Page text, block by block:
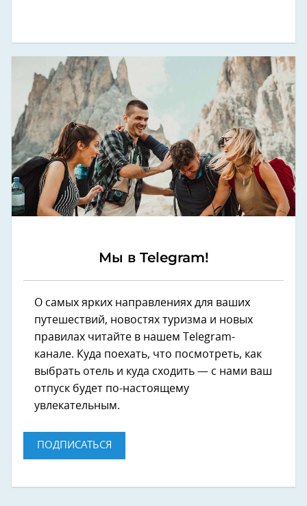
Мы в Telegram!
О самых ярких направлениях для ваших
путешествий, новостях туризма и новых
правилах читайте в нашем Telegram-
канале. Куда поехать, что посмотреть, как
выбрать отель и куда сходить — с нами ваш
отпуск будет по-настоящему
увлекательным.
ПОДПИСАТЬСЯ